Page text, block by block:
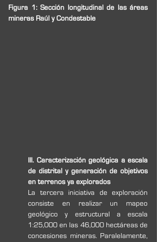
Figura 1: Sección longitudinal de las áreas
mineras Raúl y Condestable
III. Caracterización geológica a escala
de distrital y generación de objetivos
en terrenos ya explorados
La tercera iniciativa de exploración
consiste en realizar un mapeo
geológico y estructural a escala
1:25,000 en las 46,000 hectáreas de
concesiones mineras. Paralelamente,